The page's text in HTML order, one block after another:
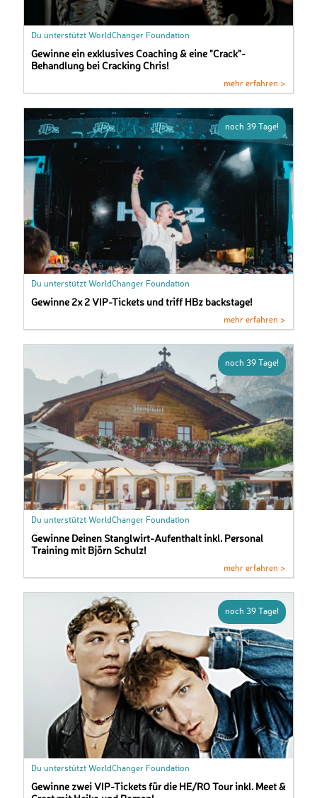
Du unterstützt WorldChanger Foundation
Gewinne ein exklusives Coaching & eine "Crack"-
Behandlung bei Cracking Chris!
mehr erfahren >
noch 39 Tage!
Du unterstützt WorldChanger Foundation
Gewinne 2x 2 VIP-Tickets und triff HBz backstage!
mehr erfahren >
noch 39 Tage!
Du unterstützt WorldChanger Foundation
Gewinne Deinen Stanglwirt-Aufenthalt inkl. Personal
Training mit Björn Schulz!
mehr erfahren >
noch 39 Tage!
Du unterstützt WorldChanger Foundation
Gewinne zwei VIP-Tickets für die HE/RO Tour inkl. Meet &